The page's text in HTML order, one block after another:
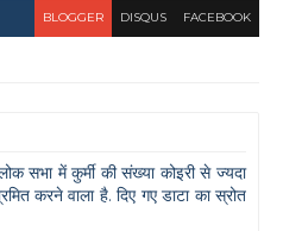
BLOGGER DISQUS FACEBOOK
सभा में कुर्मी की संख्या कोइरी से ज्यदा
करने वाला है. दिए गए डाटा का स्रोत